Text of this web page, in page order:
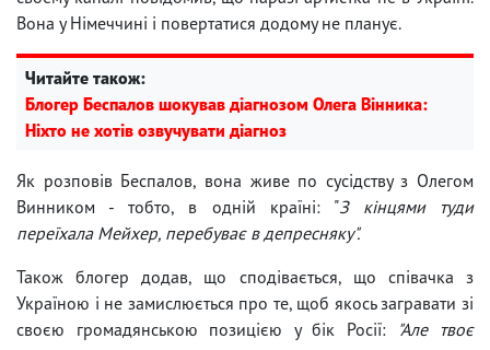
Вона у Німеччині і повертатися додому не планує.
Читайте також:
Блогер Беспалов шокував діагнозом Олега Вінника:
Ніхто не хотів озвучувати діагноз
Як розповів Беспалов, вона живе по сусідству з Олегом
Винником - тобто, в одній країні: "З кінцями туди
переїхала Мейхер, перебуває в депресняку".
Також блогер додав, що сподівається, що співачка з
Україною і не замислюється про те, щоб якось загравати зі
своєю громадянською позицією у бік Росії:
"Але твоє